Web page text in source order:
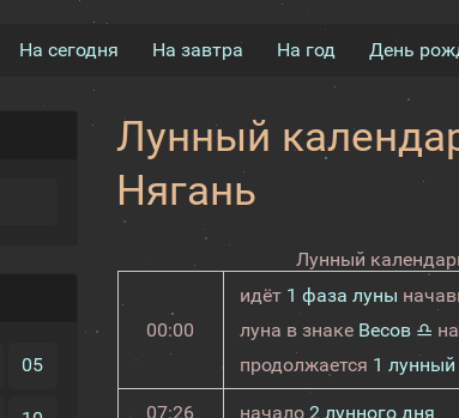
На сегодня На завтра На год День
05
Лунный
Нягань
Лунный
00:00
идёт 1 фаза луны
луна в знаке Весов ♎
продолжается 1 лунный
07:26 начало 2 лунного дня